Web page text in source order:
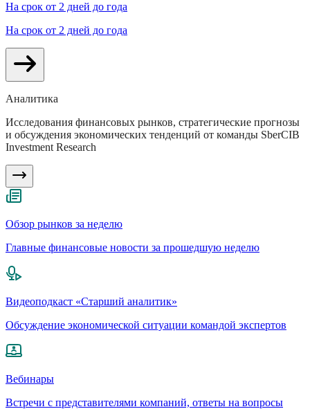
На срок от 2 дней до года
На срок от 2 дней до года
Аналитика
Исследования финансовых рынков, стратегические прогнозы
и обсуждения экономических тенденций от команды SberCIB
Investment Research
Обзор рынков за неделю
Главные финансовые новости за прошедшую неделю
Видеоподкаст «Старший аналитик»
Обсуждение экономической ситуации командой экспертов
Вебинары
Встречи с представителями компаний, ответы на вопросы